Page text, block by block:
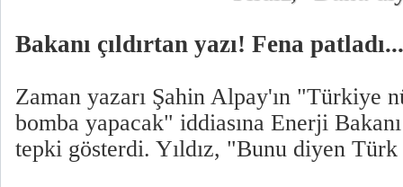
Bakanı çıldırtan yazı! Fena patladı...
Zaman yazarı Şahin Alpay'ın "Türkiye
bomba yapacak" iddiasına Enerji
tepki gösterdi. Yıldız, "Bunu diyen